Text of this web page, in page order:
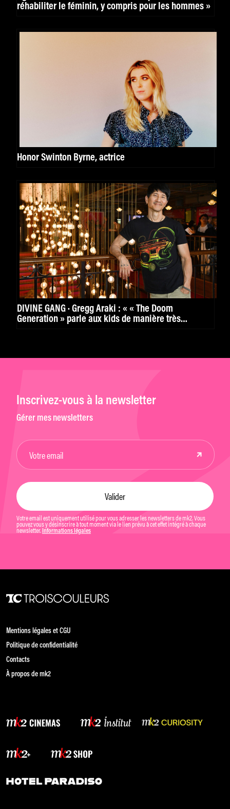
réhabiliter le féminin, y compris pour les hommes »
Honor Swinton Byrne, actrice
DIVINE GANG · Gregg Araki : « « The Doom
Generation » parle aux kids de manière très
Inscrivez-vous à la newsletter
Gérer mes newsletters
Votre email est uniquement utilisé pour vous adresser les newsletters de mk2. Vous
pouvez vous y désinscrire à tout moment via le lien prévu à cet effet intégré à chaque
newsletter. Informations légales
Mentions légales et CGU
Politique de confidentialité
Contacts
À propos de mk2